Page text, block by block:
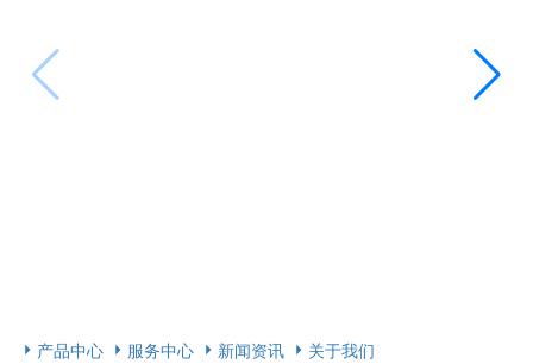
产品中心 服务中心 新闻资讯 关于我们